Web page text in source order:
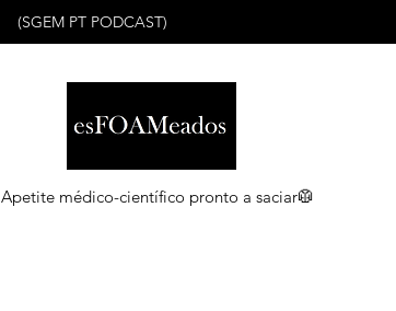
(SGEM PT PODCAST)
Apetite médico-científico pronto a saciar🥼